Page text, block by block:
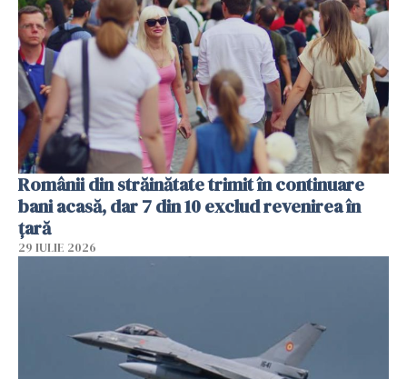
Românii din străinătate trimit în continuare
bani acasă, dar 7 din 10 exclud revenirea în
țară
29 IULIE 2026